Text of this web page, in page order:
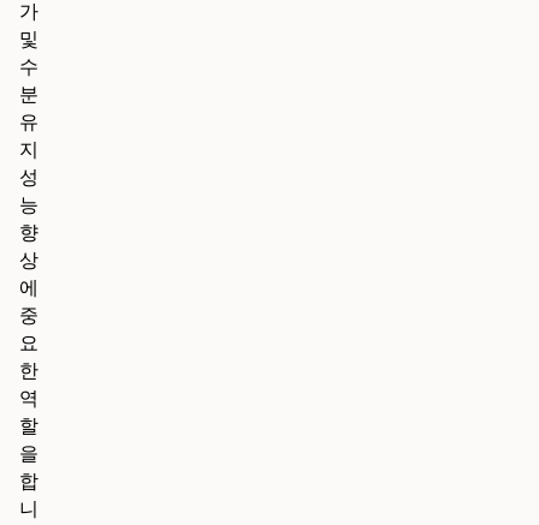
가
및
수
분
유
지
성
능
향
상
에
중
요
한
역
할
을
합
니